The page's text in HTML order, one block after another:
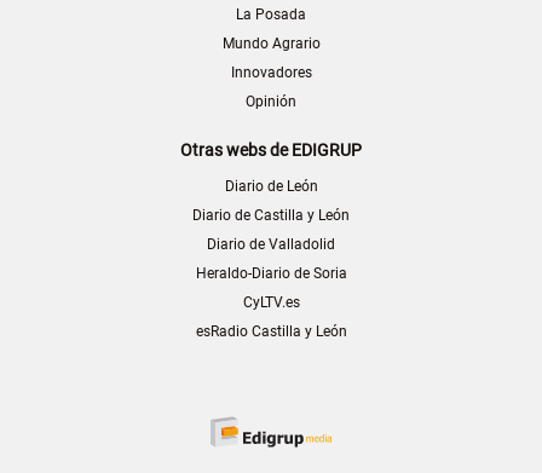
La Posada
Mundo Agrario
Innovadores
Opinión
Otras webs de EDIGRUP
Diario de León
Diario de Castilla y León
Diario de Valladolid
Heraldo-Diario de Soria
CyLTV.es
esRadio Castilla y León